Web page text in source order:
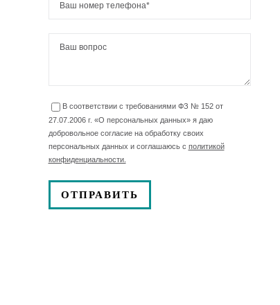
В соответствии с требованиями ФЗ № 152 от
27.07.2006 г. «О персональных данных» я даю
добровольное согласие на обработку своих
персональных данных и соглашаюсь с политикой
конфиденциальности.